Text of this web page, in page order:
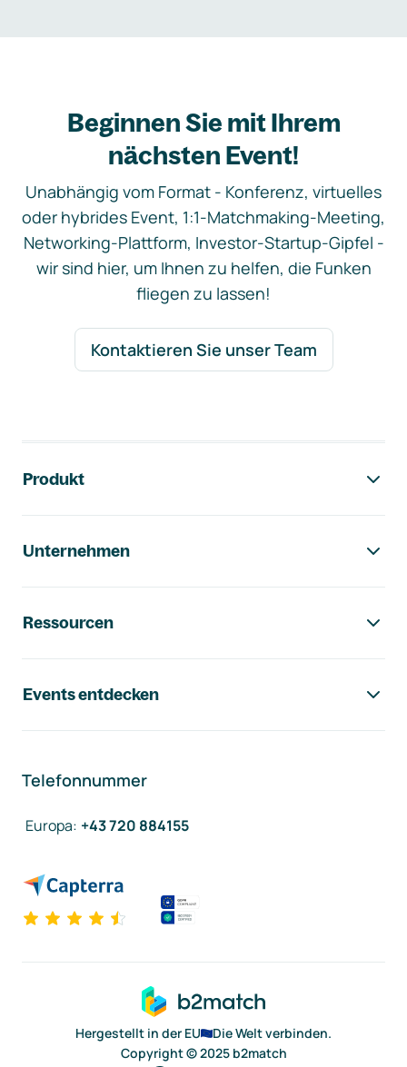
Beginnen Sie mit Ihrem
nächsten Event!
Unabhängig vom Format - Konferenz, virtuelles
oder hybrides Event, 1:1-Matchmaking-Meeting,
Networking-Plattform, Investor-Startup-Gipfel -
wir sind hier, um Ihnen zu helfen, die Funken
fliegen zu lassen!
Kontaktieren Sie unser Team
Produkt
Unternehmen
Ressourcen
Events entdecken
Telefonnummer
Europa: +43 720 884155
Hergestellt in der EU
Die Welt verbinden.
Copyright © 2025 b2match